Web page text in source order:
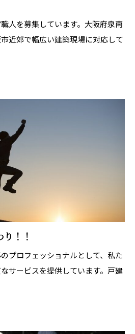
人を募集しています。大阪府泉南
近郊で幅広い建築現場に対応して
！！
プロフェッショナルとして、私た
サービスを提供しています。戸建